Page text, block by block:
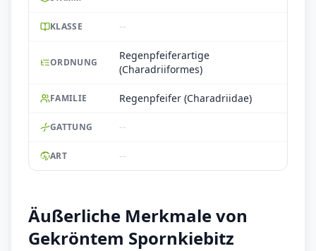
KLASSE --
ORDNUNG
Regenpfeiferartige
(Charadriiformes)
FAMILIE Regenpfeifer (Charadriidae)
GATTUNG --
ART --
Äußerliche Merkmale von
Gekröntem Spornkiebitz